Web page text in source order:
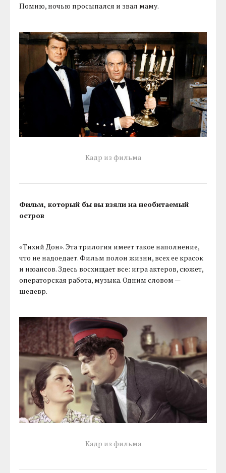
Помню, ночью просыпался и звал маму.
Кадр из фильма
Фильм, который бы вы взяли на необитаемый
остров
«Тихий Дон». Эта трилогия имеет такое наполнение,
что не надоедает. Фильм полон жизни, всех ее красок
и нюансов. Здесь восхищает все: игра актеров, сюжет,
операторская работа, музыка. Одним словом —
шедевр.
Кадр из фильма